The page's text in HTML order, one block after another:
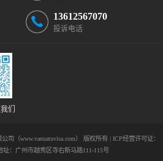
13612567070
投诉电话
们
司（www.vanuatuvisa.com） 版权所有 | ICP经营许可证：
址：广州市越秀区寺右新马路111-115号